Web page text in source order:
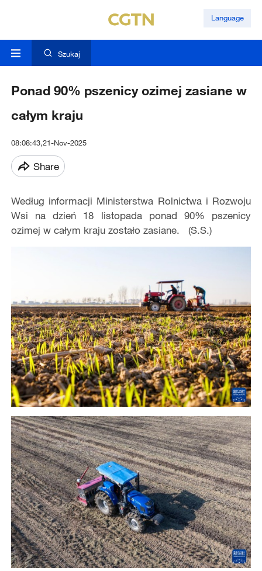
Language
Szukaj
Ponad 90% pszenicy ozimej zasiane w
całym kraju
08:08:43,21-Nov-2025
Share
Według informacji Ministerstwa Rolnictwa i Rozwoju
Wsi na dzień 18 listopada ponad 90% pszenicy
ozimej w całym kraju zostało zasiane. (S.S.)